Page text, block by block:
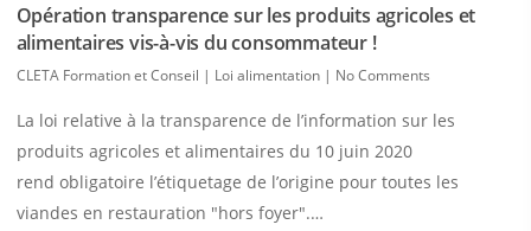
Opération transparence sur les produits agricoles et
alimentaires vis-à-vis du consommateur !
CLETA Formation et Conseil | Loi alimentation | No Comments
La loi relative à la transparence de l’information sur les
produits agricoles et alimentaires du 10 juin 2020
rend obligatoire l’étiquetage de l’origine pour toutes les
viandes en restauration "hors foyer".…